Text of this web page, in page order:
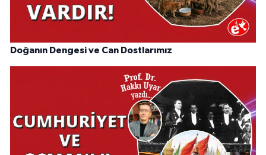
Doğanın Dengesi ve Can Dostlarımız